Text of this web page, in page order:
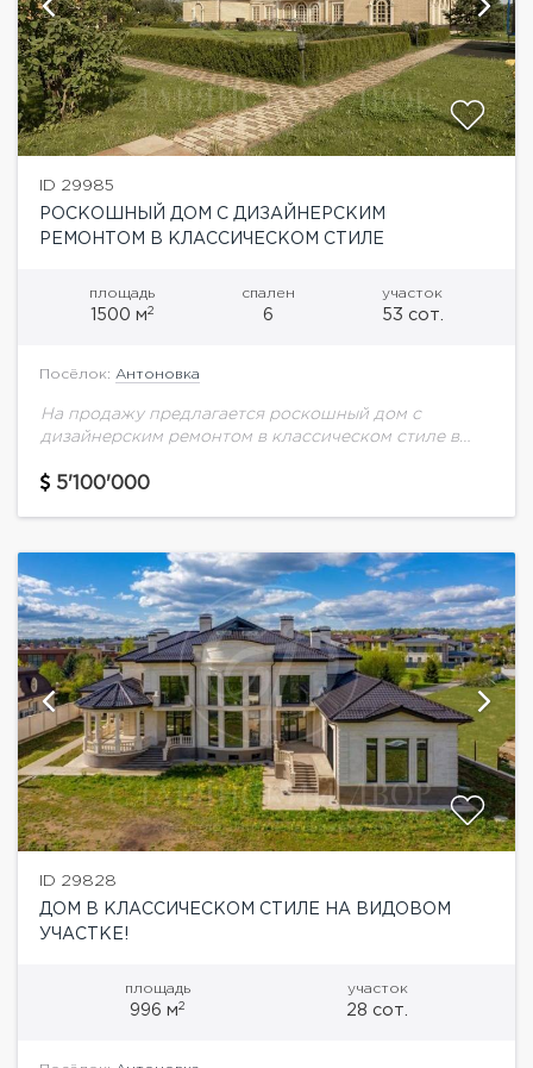
ID 29985
РОСКОШНЫЙ ДОМ С ДИЗАЙНЕРСКИМ
РЕМОНТОМ В КЛАССИЧЕСКОМ СТИЛЕ
площадь
1500 м2
спален
6
участок
53 сот.
Посёлок: Антоновка
На продажу предлагается роскошный дом с
дизайнерским ремонтом в классическом стиле в
дома:Цоколь: спортзал с с/у, оружейная комната,
5'100'000
ID 29828
ДОМ В КЛАССИЧЕСКОМ СТИЛЕ НА ВИДОВОМ
УЧАСТКЕ!
площадь
996 м2
участок
28 сот.